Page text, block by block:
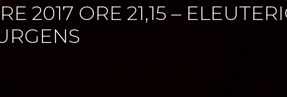
2017 ORE 21,15 –